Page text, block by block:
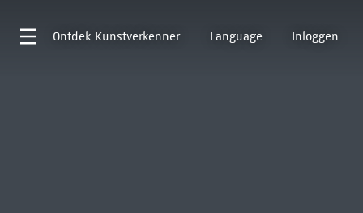
Ontdek Kunstverkenner Language Inloggen